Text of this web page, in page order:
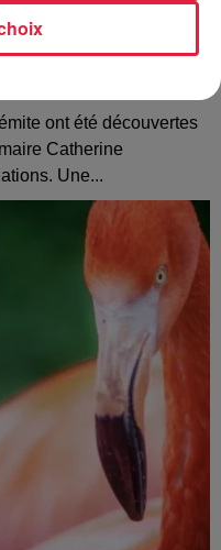
ont été découvertes
Catherine
Une...